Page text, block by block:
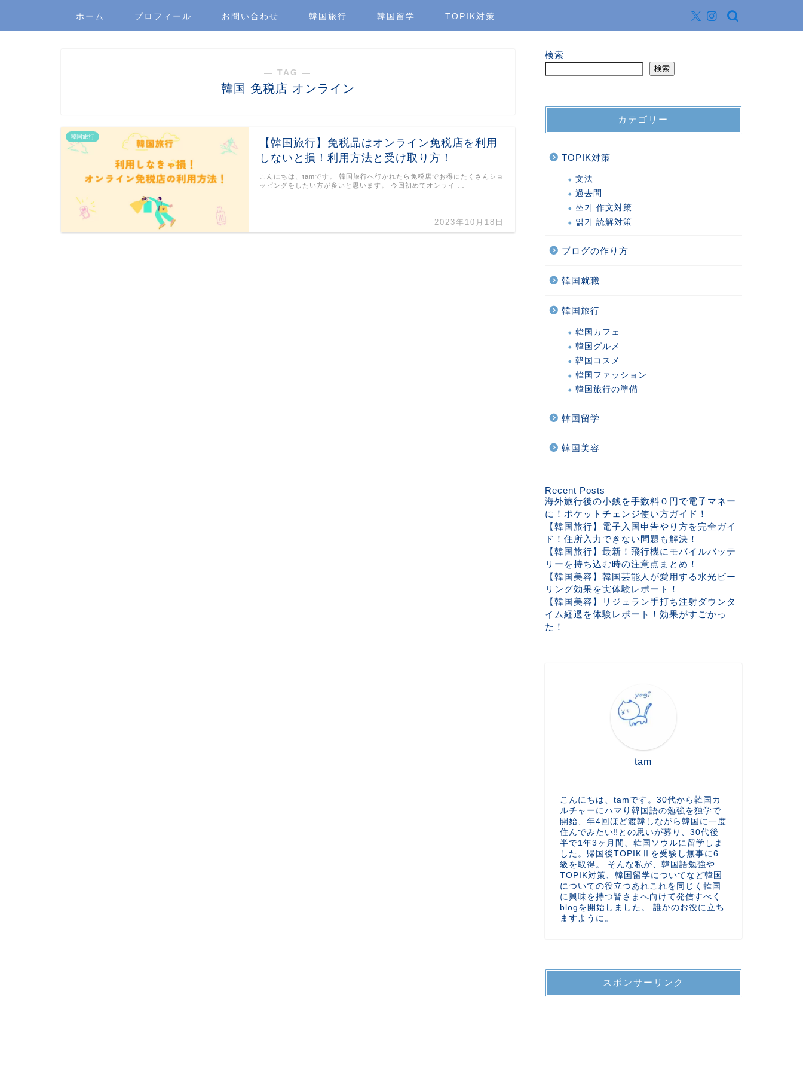
ホーム プロフィール お問い合わせ 韓国旅行 韓国留学 TOPIK対策
― TAG ―
韓国 免税店 オンライン
韓国旅行
【韓国旅行】免税品はオンライン免税店を利用
しないと損！利用方法と受け取り方！
2023年10月18日
こんにちは、tamです。 韓国旅行へ行かれたら免税店でお得にたくさんショ
ッピングをしたい方が多いと思います。 今回初めてオンライ …
検索
検索
カテゴリー
TOPIK対策
文法
過去問
쓰기 作文対策
읽기 読解対策
ブログの作り方
韓国就職
韓国旅行
韓国カフェ
韓国グルメ
韓国コスメ
韓国ファッション
韓国旅行の準備
韓国留学
韓国美容
Recent Posts
海外旅行後の小銭を手数料０円で電子マネー
に！ポケットチェンジ使い方ガイド！
【韓国旅行】電子入国申告やり方を完全ガイ
ド！住所入力できない問題も解決！
【韓国旅行】最新！飛行機にモバイルバッテ
リーを持ち込む時の注意点まとめ！
【韓国美容】韓国芸能人が愛用する水光ピー
リング効果を実体験レポート！
【韓国美容】リジュラン手打ち注射ダウンタ
イム経過を体験レポート！効果がすごかっ
た！
tam
こんにちは、tamです。30代から韓国カ
ルチャーにハマり韓国語の勉強を独学で
開始、年4回ほど渡韓しながら韓国に一度
住んでみたい‼︎との思いが募り、30代後
半で1年3ヶ月間、韓国ソウルに留学しま
した。帰国後TOPIKⅡを受験し無事に6
級を取得。 そんな私が、韓国語勉強や
TOPIK対策、韓国留学についてなど韓国
についての役立つあれこれを同じく韓国
に興味を持つ皆さまへ向けて発信すべく
blogを開始しました。 誰かのお役に立ち
ますように。
スポンサーリンク